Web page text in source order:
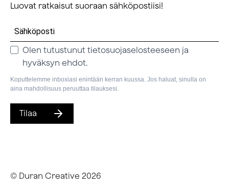
Luovat ratkaisut suoraan sähköpostiisi!
Olen tutustunut tietosuojaselosteeseen ja
hyväksyn ehdot.
Koputtelemme inboxiasi enintään kerran kuussa. Jos haluat, sinulla on
aina mahdollisuus peruuttaa tilauksesi.
Tilaa
© Duran Creative 2026